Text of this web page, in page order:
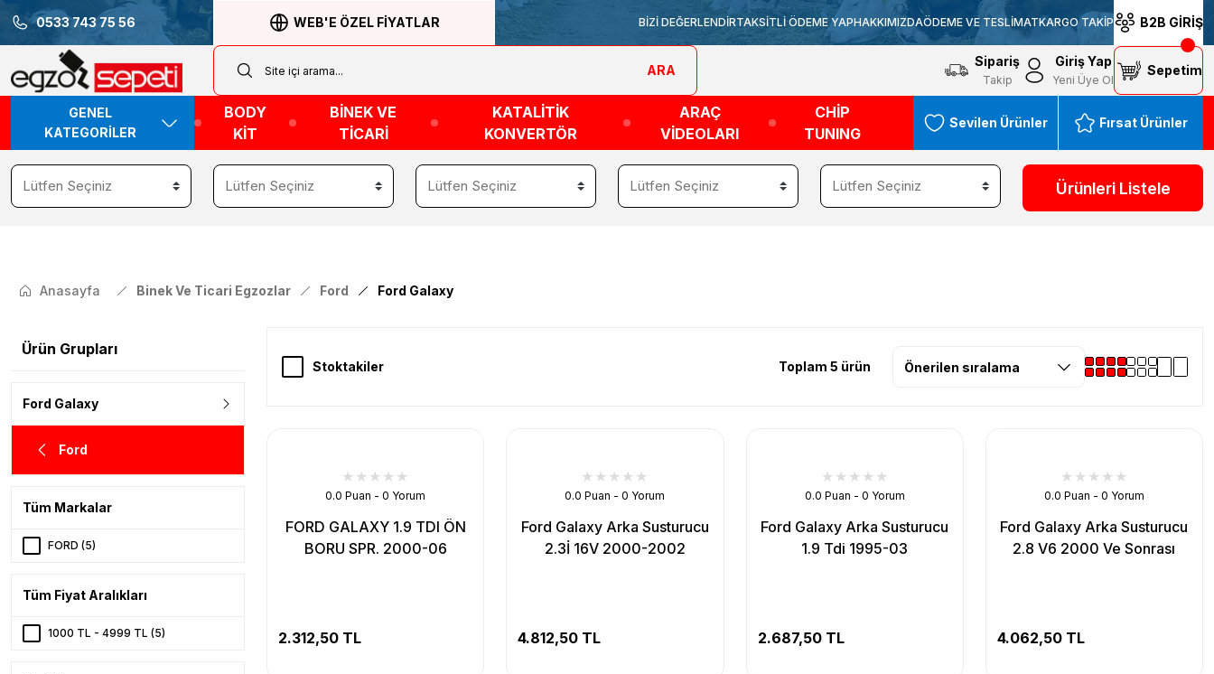
0533 743 75 56 WEB'E ÖZEL FİYATLAR BİZİ DEĞERLENDİRTAKSİTLİ ÖDEME YAPHAKKIMIZDAÖDEME VE TESLİMATKARGO TAKİP B2B GİRİŞ
ARA
Sipariş
Takip
Giriş Yap
Yeni Üye Ol
Sepetim
GENEL
KATEGORİLER
BODY
KİT
BİNEK VE
TİCARİ
KATALİTİK
KONVERTÖR
ARAÇ
VİDEOLARI
CHİP
TUNING
Sevilen Ürünler Fırsat Ürünler
Ürünleri Listele
Anasayfa Binek Ve Ticari Egzozlar Ford Ford Galaxy
Ürün Grupları
Ford Galaxy
Ford
Tüm Markalar
FORD (5)
Tüm Fiyat Aralıkları
1000 TL - 4999 TL (5)
Stoktakiler Toplam 5 ürün
0.0 Puan - 0 Yorum
FORD GALAXY 1.9 TDI ÖN
BORU SPR. 2000-06
2.312,50 TL
0.0 Puan - 0 Yorum
Ford Galaxy Arka Susturucu
2.3İ 16V 2000-2002
4.812,50 TL
0.0 Puan - 0 Yorum
Ford Galaxy Arka Susturucu
1.9 Tdi 1995-03
2.687,50 TL
0.0 Puan - 0 Yorum
Ford Galaxy Arka Susturucu
2.8 V6 2000 Ve Sonrası
4.062,50 TL